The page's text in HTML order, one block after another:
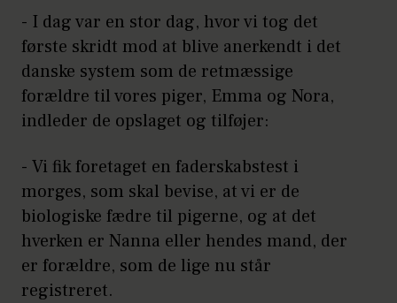
- I dag var en stor dag, hvor vi tog det
første skridt mod at blive anerkendt i det
danske system som de retmæssige
forældre til vores piger, Emma og Nora,
indleder de opslaget og tilføjer:
- Vi fik foretaget en faderskabstest i
morges, som skal bevise, at vi er de
biologiske fædre til pigerne, og at det
hverken er Nanna eller hendes mand, der
er forældre, som de lige nu står
registreret.